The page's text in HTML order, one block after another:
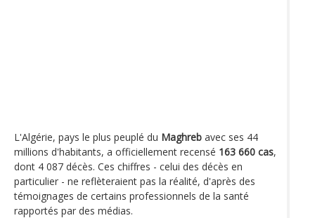
L'Algérie, pays le plus peuplé du Maghreb avec ses 44
millions d'habitants, a officiellement recensé 163 660 cas,
dont 4 087 décès. Ces chiffres - celui des décès en
particulier - ne reflèteraient pas la réalité, d'après des
témoignages de certains professionnels de la santé
rapportés par des médias.